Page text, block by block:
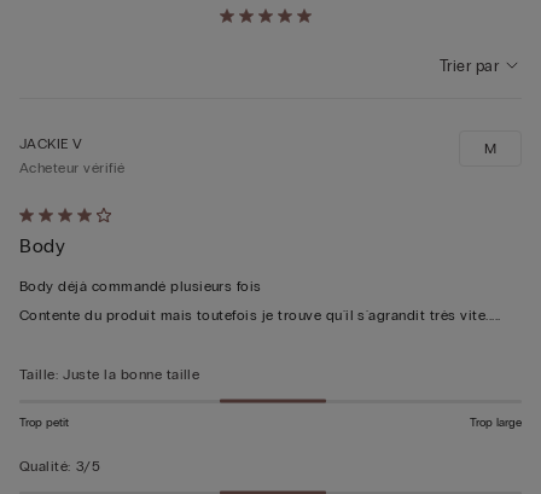
Trier par
Évalué
4sur 5
JACKIE V
Acheteur vérifié
Body
Body déjà commandé plusieurs fois
Contente du produit mais toutefois je trouve qu´il s´agrandit très vite.....
M
Taille: Juste la bonne taille
Trop petit Trop large
Qualité: 3/5